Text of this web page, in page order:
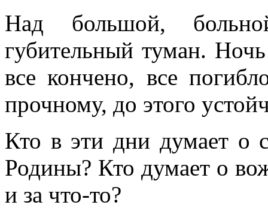
Над большой,
губительный туман.
все кончено, все
прочному, до этого
Кто в эти дни думает о
Родины? Кто думает о
и за что-то?